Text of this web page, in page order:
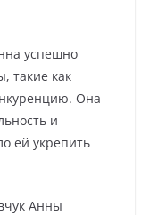
успешно
такие как
Она
и
ей укрепить
Анны